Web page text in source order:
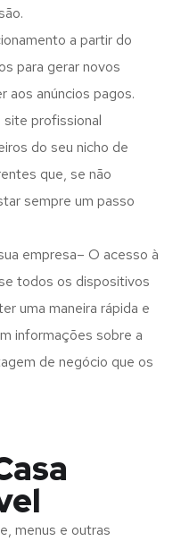
a partir do
para gerar novos
aos anúncios pagos.
profissional
do seu nicho de
que, se não
sempre um passo
empresa– O acesso à
todos os dispositivos
uma maneira rápida e
informações sobre a
de negócio que os
menus e outras